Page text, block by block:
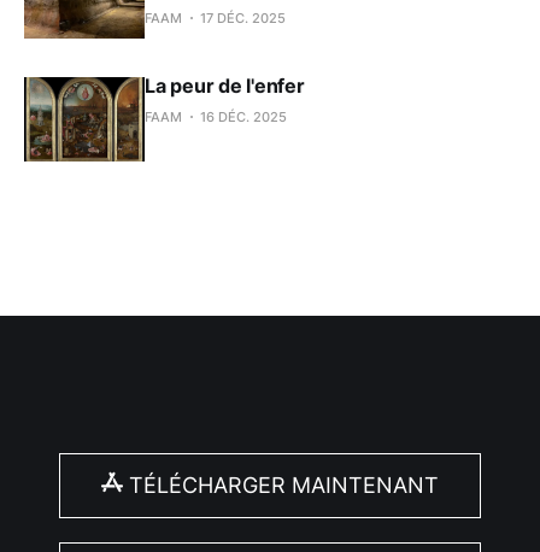
FAAM 17 DÉC. 2025
La peur de l'enfer
FAAM 16 DÉC. 2025
TÉLÉCHARGER MAINTENANT